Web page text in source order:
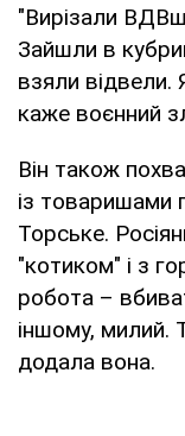
"Вирізали
Зайшли в
взяли
каже воєнний
Він також
із товаришами
Торське.
"котиком" і з
робота –
іншому, милий.
додала вона.